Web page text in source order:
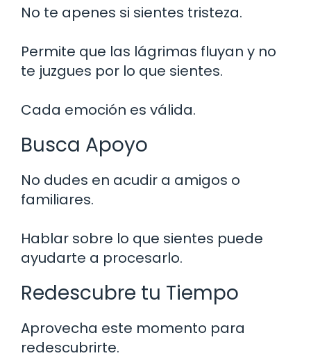
No te apenes si sientes tristeza.
Permite que las lágrimas fluyan y no
te juzgues por lo que sientes.
Cada emoción es válida.
Busca Apoyo
No dudes en acudir a amigos o
familiares.
Hablar sobre lo que sientes puede
ayudarte a procesarlo.
Redescubre tu Tiempo
Aprovecha este momento para
redescubrirte.